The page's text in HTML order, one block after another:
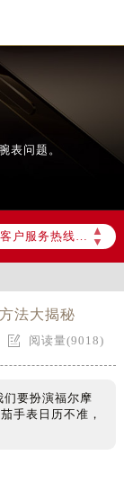
表问题。
▲
▼
2026年6月成都市欧米茄官方售后客户服务热线：400-877-2083
网点地址：
法大揭秘
 阅读量(9018)
要扮演福尔摩
手表日历不准，